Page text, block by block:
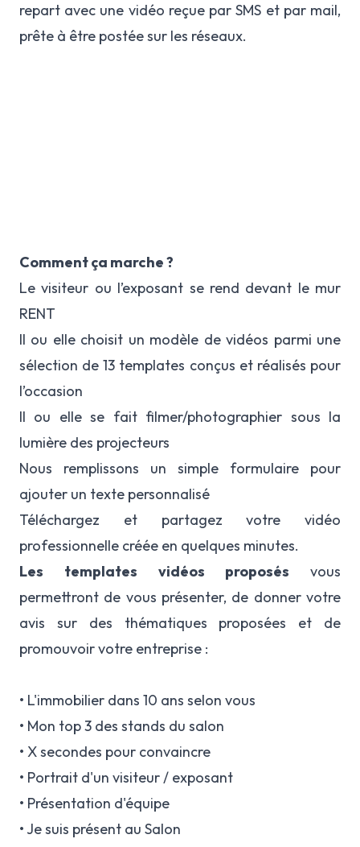
repart avec une vidéo reçue par SMS et par mail,
prête à être postée sur les réseaux.
Comment ça marche ?
Le visiteur ou l’exposant se rend devant le mur
RENT
Il ou elle choisit un modèle de vidéos parmi une
sélection de 13 templates conçus et réalisés pour
l’occasion
Il ou elle se fait filmer/photographier sous la
lumière des projecteurs
Nous remplissons un simple formulaire pour
ajouter un texte personnalisé
Téléchargez et partagez votre vidéo
professionnelle créée en quelques minutes.
Les templates vidéos proposés vous
permettront de vous présenter, de donner votre
avis sur des thématiques proposées et de
promouvoir votre entreprise :
• L'immobilier dans 10 ans selon vous
• Mon top 3 des stands du salon
• X secondes pour convaincre
• Portrait d'un visiteur / exposant
• Présentation d'équipe
• Je suis présent au Salon